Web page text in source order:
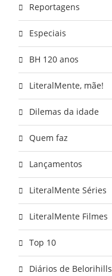
Reportagens
Especiais
BH 120 anos
LiteralMente, mãe!
Dilemas da idade
Quem faz
Lançamentos
LiteralMente Séries
LiteralMente Filmes
Top 10
Diários de Belorihills